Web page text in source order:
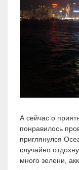
А сейчас о
понравилось
приглянулся
случайно
много зелени,